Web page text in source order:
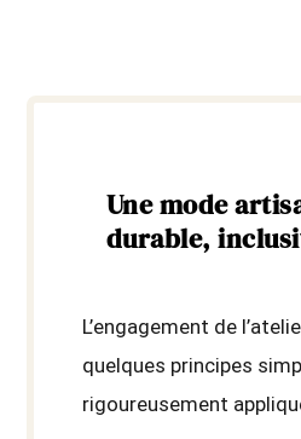
Une mode
durable,
L’engagement de
quelques principes
rigoureusement